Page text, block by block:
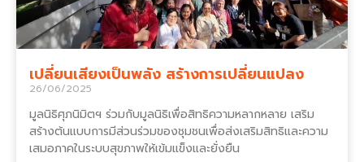
เปลี่ยนเสียงเป็นพลัง สร้างการเปลี่ยนแปลง
26/06/2025
มูลนิธิศุภนิมิตฯ ร่วมกับมูลนิธิเพื่อสิทธิความหลากหลาย เสริม
สร้างต้นแบบการมีส่วนร่วมของชุมชนเพื่อส่งเสริมสิทธิและความ
เสมอภาคในระบบสุขภาพให้เข้มแข็งและยั่งยืน